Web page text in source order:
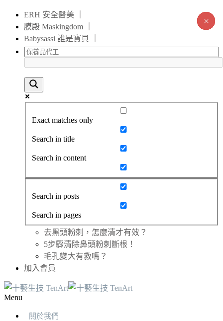
ERH 安全醫美 ｜
膜殿 Maskingdom ｜
Babysassi 誰是寶貝 ｜
Exact matches only
Search in title
Search in content
Search in posts
Search in pages
去黑頭粉刺，怎麼清才有效？
5步驟清除鼻頭粉刺斷根！
毛孔變大有救嗎？
加入會員
Menu
關於我們
×
×
×
×
×
×
×
×
×
×
×
×
×
×